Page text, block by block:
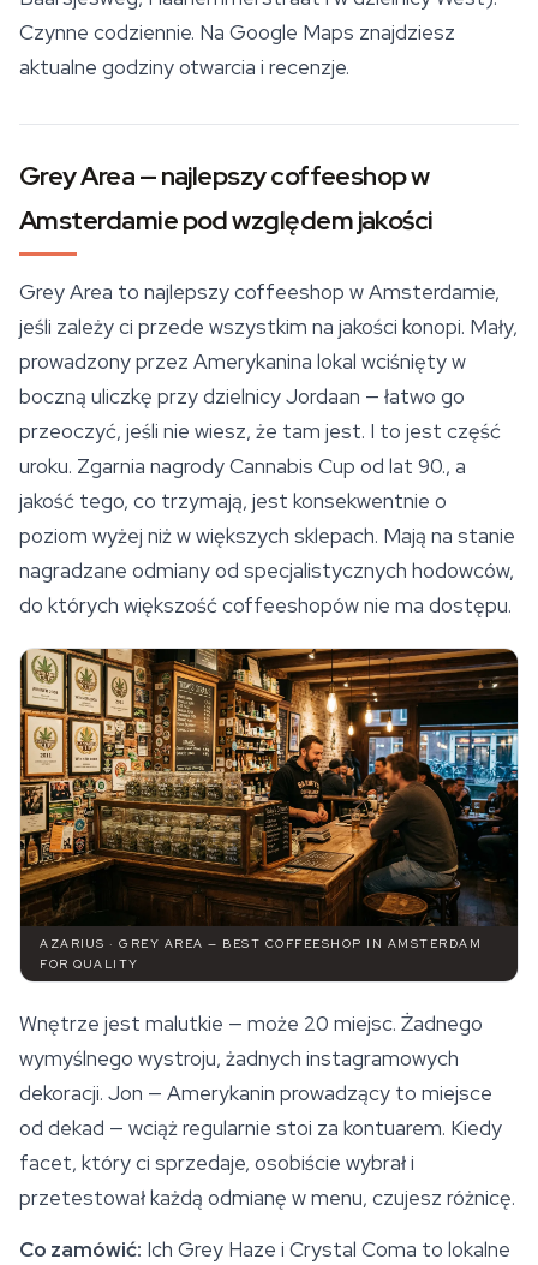
Czynne codziennie. Na Google Maps znajdziesz
aktualne godziny otwarcia i recenzje.
Grey Area — najlepszy coffeeshop w
Amsterdamie pod względem jakości
Grey Area to najlepszy coffeeshop w Amsterdamie,
jeśli zależy ci przede wszystkim na jakości konopi. Mały,
prowadzony przez Amerykanina lokal wciśnięty w
boczną uliczkę przy dzielnicy Jordaan — łatwo go
przeoczyć, jeśli nie wiesz, że tam jest. I to jest część
uroku. Zgarnia nagrody Cannabis Cup od lat 90., a
jakość tego, co trzymają, jest konsekwentnie o
poziom wyżej niż w większych sklepach. Mają na stanie
nagradzane odmiany od specjalistycznych hodowców,
do których większość coffeeshopów nie ma dostępu.
AZARIUS · GREY AREA — BEST COFFEESHOP IN AMSTERDAM
FOR QUALITY
Wnętrze jest malutkie — może 20 miejsc. Żadnego
wymyślnego wystroju, żadnych instagramowych
dekoracji. Jon — Amerykanin prowadzący to miejsce
od dekad — wciąż regularnie stoi za kontuarem. Kiedy
facet, który ci sprzedaje, osobiście wybrał i
przetestował każdą odmianę w menu, czujesz różnicę.
Co zamówić: Ich Grey Haze i Crystal Coma to lokalne